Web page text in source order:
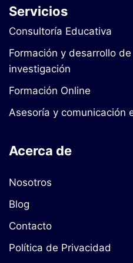
Servicios
Consultoría Educativa
Formación y desarrollo de
investigación
Formación Online
Asesoría y comunicación
Acerca de
Nosotros
Blog
Contacto
Política de Privacidad